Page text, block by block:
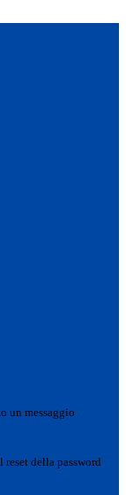
un messaggio
della password